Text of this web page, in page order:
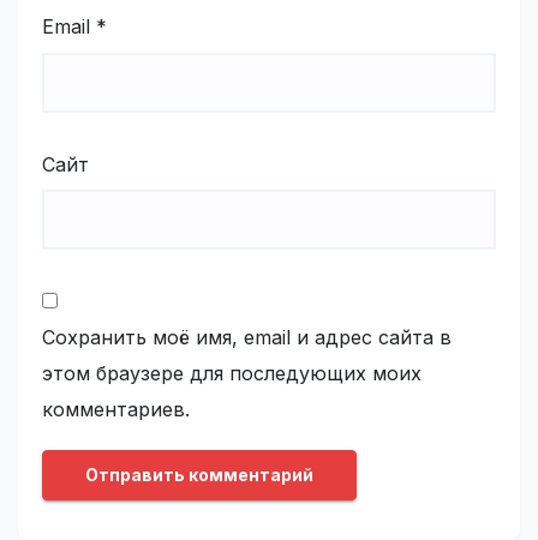
Email *
Сайт
Сохранить моё имя, email и адрес сайта в
этом браузере для последующих моих
комментариев.